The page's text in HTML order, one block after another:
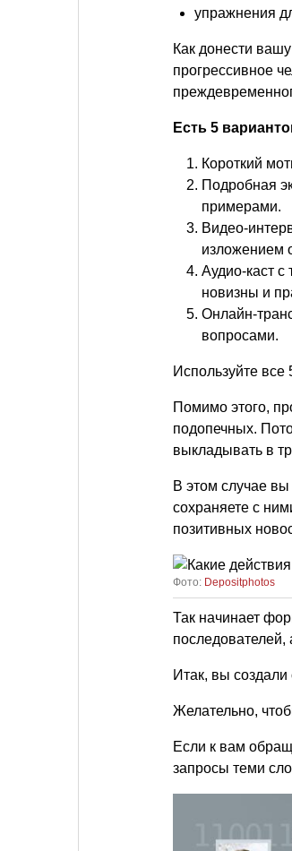
упражнения
Как донести
прогрессивное
Есть 5
Короткий
Подробная
примерами.
Видео-
изложением
Аудио-каст
новизны и
Онлайн-
вопросами.
Используйте все
Помимо этого,
подопечных.
выкладывать в
В этом случае
сохраняете с
позитивных
Фото: Depositphotos
Так начинает
последователей,
Итак, вы создали
Желательно,
Если к вам
запросы теми